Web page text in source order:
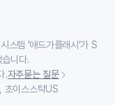
스템 ‘애드가플래시’가 S
니다.
.자주묻는 질문
초이스스탁US